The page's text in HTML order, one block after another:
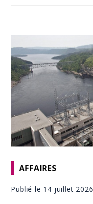
AFFAIRES
Publié le 14 juillet 2026